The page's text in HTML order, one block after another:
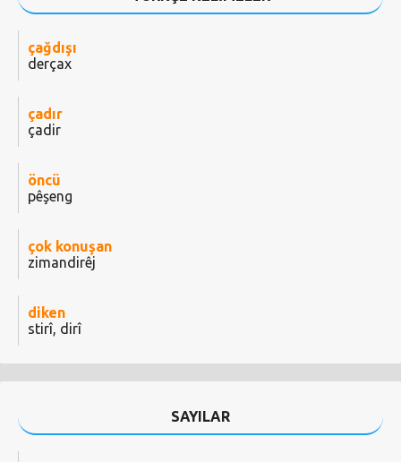
çağdışı
derçax
çadır
çadir
öncü
pêşeng
çok konuşan
zimandirêj
diken
stirî, dirî
SAYILAR